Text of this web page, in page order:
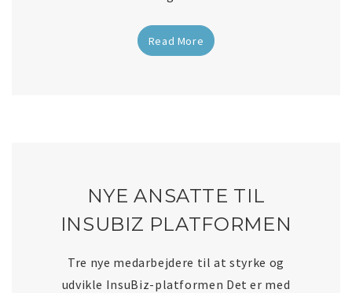
Read More
NYE ANSATTE TIL
INSUBIZ PLATFORMEN
Tre nye medarbejdere til at styrke og
udvikle InsuBiz-platformen Det er med